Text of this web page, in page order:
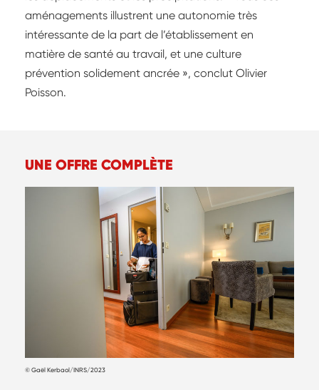
aménagements illustrent une autonomie très
intéressante de la part de l’établissement en
matière de santé au travail, et une culture
prévention solidement ancrée », conclut Olivier
Poisson.
UNE OFFRE COMPLÈTE
© Gaël Kerbaol/INRS/2023